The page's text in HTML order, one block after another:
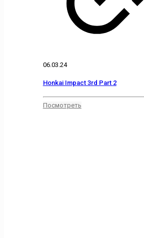
06.03.24
Honkai Impact 3rd Part 2
Посмотреть